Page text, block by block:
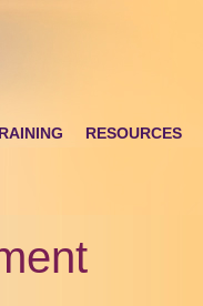
RESOURCES